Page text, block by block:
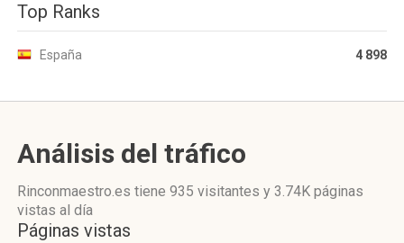
Top Ranks
España 4 898
Análisis del tráfico
Rinconmaestro.es tiene 935 visitantes y 3.74K páginas
vistas al día
Páginas vistas